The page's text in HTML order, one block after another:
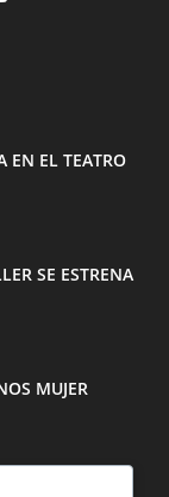
EN EL TEATRO
SE ESTRENA
MUJER